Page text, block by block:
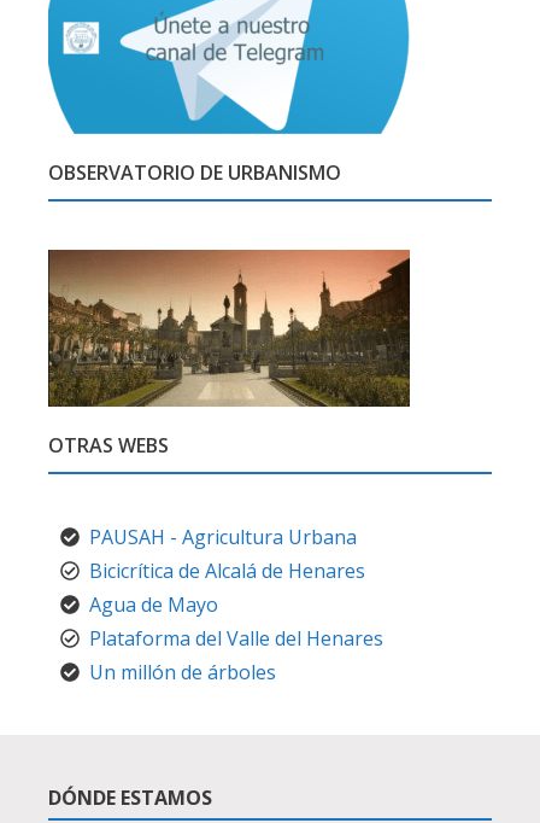
OBSERVATORIO DE URBANISMO
OTRAS WEBS
PAUSAH - Agricultura Urbana
Bicicrítica de Alcalá de Henares
Agua de Mayo
Plataforma del Valle del Henares
Un millón de árboles
DÓNDE ESTAMOS